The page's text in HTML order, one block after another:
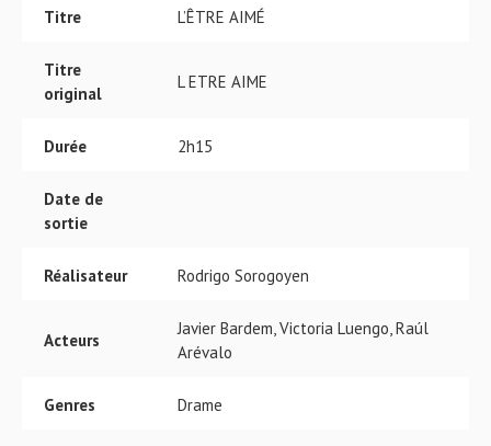
Titre L’ÊTRE AIMÉ
Titre
original
L ETRE AIME
Durée 2h15
Date de
sortie
Réalisateur Rodrigo Sorogoyen
Acteurs
Javier Bardem, Victoria Luengo, Raúl
Arévalo
Genres Drame